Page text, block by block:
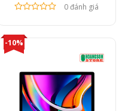
0 đánh giá
-10%